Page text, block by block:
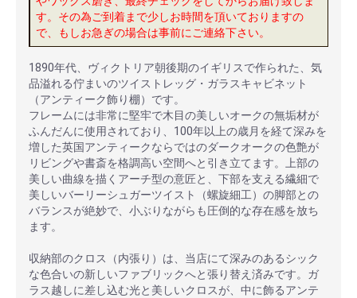
す。その為ご到着まで少しお時間を頂いておりますの
で、もしお急ぎの場合は事前にご連絡下さい。
1890年代、ヴィクトリア朝後期のイギリスで作られた、気
品溢れる佇まいのツイストレッグ・ガラスキャビネット
（アンティーク飾り棚）です。
フレームには非常に堅牢で木目の美しいオークの無垢材が
ふんだんに使用されており、100年以上の歳月を経て深みを
増した英国アンティークならではのダークオークの色艶が
リビングや書斎を格調高い空間へと引き立てます。上部の
美しい曲線を描くアーチ型の意匠と、下部を支える繊細で
美しいバーリーシュガーツイスト（螺旋細工）の脚部との
バランスが絶妙で、小ぶりながらも圧倒的な存在感を放ち
ます。
収納部のクロス（内張り）は、当店にて深みのあるシック
な色合いの新しいファブリックへと張り替え済みです。ガ
ラス越しに差し込む光と美しいクロスが、中に飾るアンテ